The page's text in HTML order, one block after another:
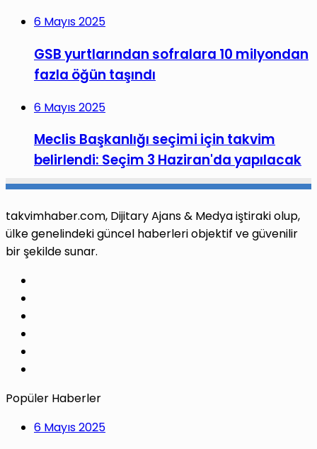
6 Mayıs 2025
GSB yurtlarından sofralara 10 milyondan
fazla öğün taşındı
6 Mayıs 2025
Meclis Başkanlığı seçimi için takvim
belirlendi: Seçim 3 Haziran'da yapılacak
takvimhaber.com, Dijitary Ajans & Medya iştiraki olup,
ülke genelindeki güncel haberleri objektif ve güvenilir
bir şekilde sunar.
Popüler Haberler
6 Mayıs 2025